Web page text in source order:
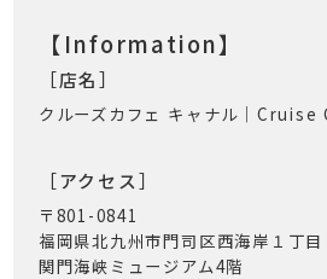
【Information】
［店名］
クルーズカフェ キャナル｜
［アクセス］
〒801-0841
福岡県北九州市門司区西海岸１丁目
関門海峡ミュージアム4階